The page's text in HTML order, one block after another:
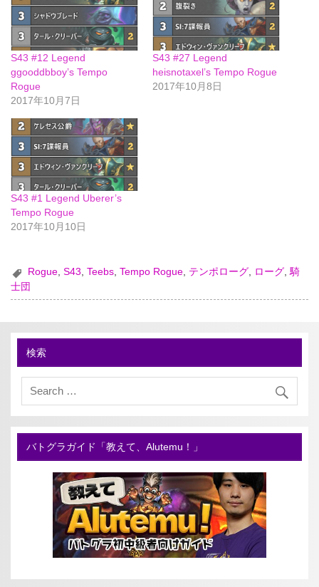
S43 #12 Legend
ggooddbboy’s Tempo
Rogue
2017年10月7日
S43 #27 Legend
heisnotaxel’s Tempo Rogue
2017年10月8日
S43 #1 Legend Uberer’s
Tempo Rogue
2017年10月10日
Rogue,S43, ,Tempo Rogue, テンポローグ, ローグ,騎
士団
検索
バトグラガイド「教えて、Alutemu！」